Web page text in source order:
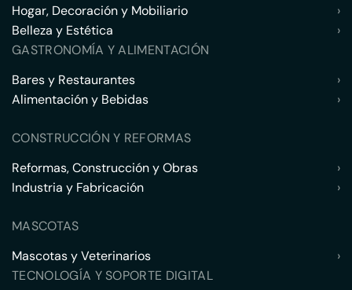
Hogar, Decoración y Mobiliario
›
Belleza y Estética
›
GASTRONOMÍA Y ALIMENTACIÓN
Bares y Restaurantes
›
Alimentación y Bebidas
›
CONSTRUCCIÓN Y REFORMAS
Reformas, Construcción y Obras
›
Industria y Fabricación
›
MASCOTAS
Mascotas y Veterinarios
›
TECNOLOGÍA Y SOPORTE DIGITAL